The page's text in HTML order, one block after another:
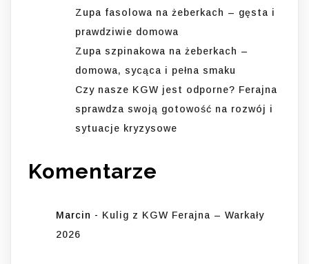
Zupa fasolowa na żeberkach – gęsta i
prawdziwie domowa
Zupa szpinakowa na żeberkach –
domowa, sycąca i pełna smaku
Czy nasze KGW jest odporne? Ferajna
sprawdza swoją gotowość na rozwój i
sytuacje kryzysowe
Komentarze
Marcin - Kulig z KGW Ferajna – Warkały
2026